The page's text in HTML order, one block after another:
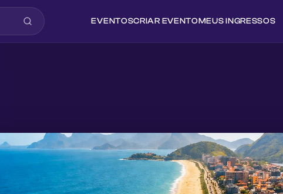
EVENTOSCRIAR EVENTOMEUS INGRESSOS